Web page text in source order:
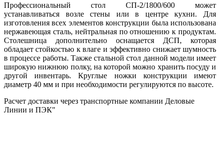
Профессиональный стол СП-2/1800/600 может
устанавливаться возле стены или в центре кухни. Для
изготовления всех элементов конструкции была использована
нержавеющая сталь, нейтральная по отношению к продуктам.
Столешница дополнительно оснащается ДСП, которая
обладает стойкостью к влаге и эффективно снижает шумность
в процессе работы. Также стальной стол данной модели имеет
широкую нижнюю полку, на которой можно хранить посуду и
другой инвентарь. Круглые ножки конструкции имеют
диаметр 40 мм и при необходимости регулируются по высоте.
Расчет доставки через транспортные компании Деловые
Линии и ПЭК"